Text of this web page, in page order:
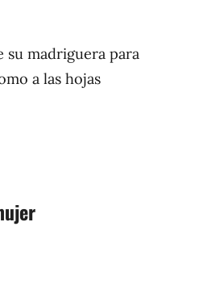
su madriguera para
a las hojas